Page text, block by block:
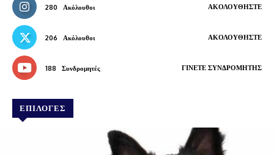
280 Ακόλουθοι ΑΚΟΛΟΥΘΉΣΤΕ
206 Ακόλουθοι ΑΚΟΛΟΥΘΉΣΤΕ
188 Συνδρομητές ΓΊΝΕΤΕ ΣΥΝΔΡΟΜΗΤΉΣ
ΕΠΙΛΟΓΕΣ